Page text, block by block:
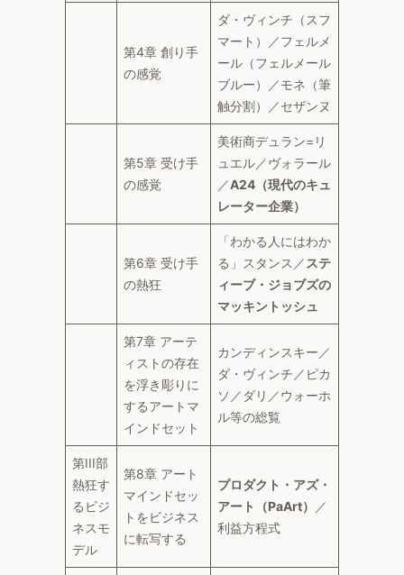
第4章 創り手
の感覚
ダ・ヴィンチ（スフ
マート）／フェルメ
ール（フェルメール
ブルー）／モネ（筆
触分割）／セザンヌ
第5章 受け手
の感覚
美術商デュラン=リ
ュエル／ヴォラール
／A24（現代のキュ
レーター企業）
第6章 受け手
の熱狂
「わかる人にはわか
る」スタンス／ ステ
ィーブ・ジョブズの
マッキントッシュ
第7章 アーテ
ィストの存在
を浮き彫りに
するアートマ
インドセット
カンディンスキー／
ダ・ヴィンチ／ピカ
ソ／ダリ／ウォーホ
ル等の総覧
第III部
熱狂す
るビジ
ネスモ
デル
第8章 アート
マインドセッ
トをビジネス
に転写する
プロダクト・アズ・
アート（PaArt）
／
利益方程式